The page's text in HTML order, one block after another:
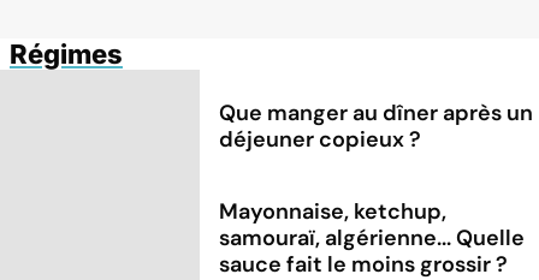
Régimes
Que manger au dîner après un
déjeuner copieux ?
Mayonnaise, ketchup,
samouraï, algérienne... Quelle
sauce fait le moins grossir ?